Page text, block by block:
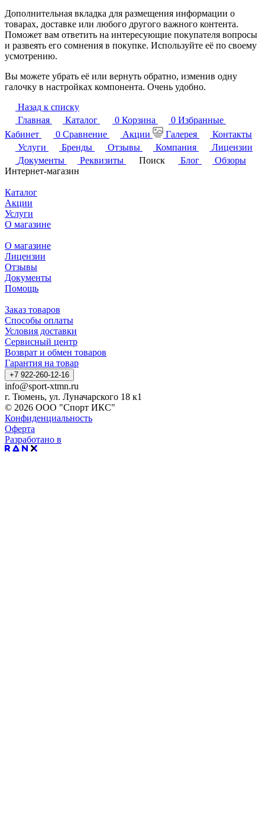
Дополнительная вкладка для размещения информации о
товарах, доставке или любого другого важного контента.
Поможет вам ответить на интересующие покупателя вопросы
и развеять его сомнения в покупке. Используйте её по своему
усмотрению.
Вы можете убрать её или вернуть обратно, изменив одну
галочку в настройках компонента. Очень удобно.
Назад к списку
Главная
Каталог 0 Корзина 0 Избранные
Кабинет
0 Сравнение Акции Галерея
Контакты
Услуги
Бренды Отзывы Компания
Лицензии
Документы
Реквизиты Поиск Блог
Обзоры
Интернет-магазин
Каталог
Акции
Услуги
О магазине
О магазине
Лицензии
Отзывы
Документы
Помощь
Заказ товаров
Способы оплаты
Условия доставки
Сервисный центр
Возврат и обмен товаров
Гарантия на товар
+7 922-260-12-16
info@sport-xtmn.ru
г. Тюмень, ул. Луначарского 18 к1
© 2026 ООО "Спорт ИКС"
Конфиденциальность
Оферта
Разработано в